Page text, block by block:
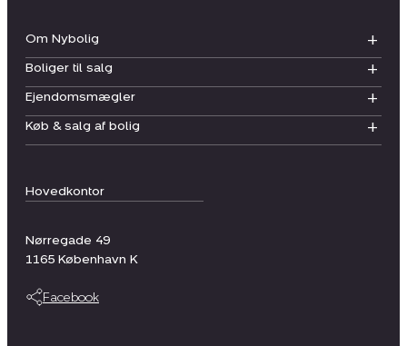
Hovedkontor
Nørregade 49
1165 København K
Facebook
Om Nybolig
Boliger til salg
Ejendomsmægler
Køb & salg af bolig